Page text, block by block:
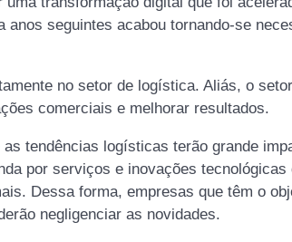
anos seguintes acabou tornando-se
no setor de logística. Aliás, o
comerciais e melhorar resultados.
tendências logísticas terão grande
por serviços e inovações
Dessa forma, empresas que têm o
negligenciar as novidades.